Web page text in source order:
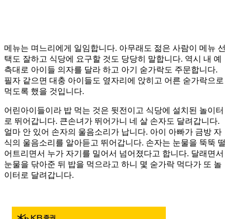
메뉴는 며느리에게 일임합니다. 아무래도 젊은 사람이 메뉴 선
택도 잘하고 식당에 요구할 것도 당당히 말합니다. 역시 내 예
측대로 아이들 의자를 달라 하고 아기 숟가락도 주문합니다.
필자 같으면 대충 아이들도 옆자리에 앉히고 어른 숟가락으로
먹도록 했을 것입니다.
어린아이들이라 밥 먹는 것은 뒷전이고 식당에 설치된 놀이터
로 뛰어갑니다. 큰손녀가 뛰어가니 네 살 손자도 달려갑니다.
얼마 안 있어 손자의 울음소리가 납니다. 아이 아빠가 금방 자
식의 울음소리를 알아듣고 뛰어갑니다. 손자는 눈물을 뚝뚝 떨
어트리면서 누가 자기를 밀어서 넘어졌다고 합니다. 달래면서
눈물을 닦아준 뒤 밥을 먹으라고 하니 몇 숟가락 먹다가 또 놀
이터로 달려갑니다.